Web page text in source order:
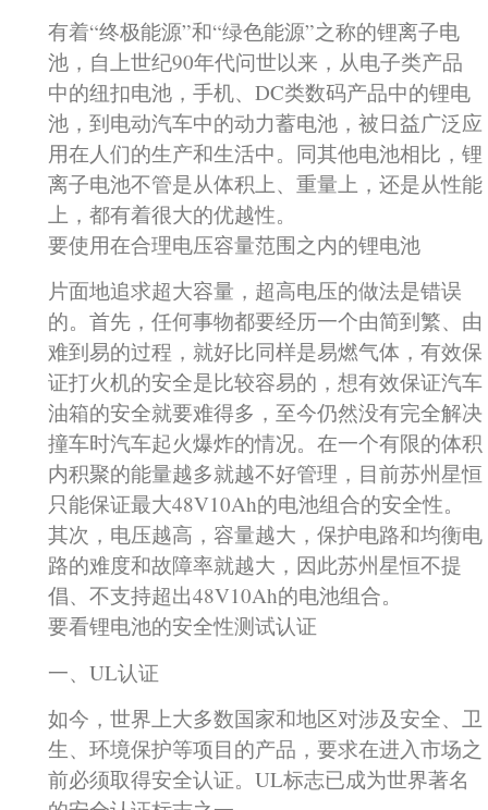
有着“终极能源”和“绿色能源”之称的锂离子电
池，自上世纪90年代问世以来，从电子类产品
中的纽扣电池，手机、DC类数码产品中的锂电
池，到电动汽车中的动力蓄电池，被日益广泛应
用在人们的生产和生活中。同其他电池相比，锂
离子电池不管是从体积上、重量上，还是从性能
上，都有着很大的优越性。
要使用在合理电压容量范围之内的锂电池
片面地追求超大容量，超高电压的做法是错误
的。首先，任何事物都要经历一个由简到繁、由
难到易的过程，就好比同样是易燃气体，有效保
证打火机的安全是比较容易的，想有效保证汽车
油箱的安全就要难得多，至今仍然没有完全解决
撞车时汽车起火爆炸的情况。在一个有限的体积
内积聚的能量越多就越不好管理，目前苏州星恒
只能保证最大48V10Ah的电池组合的安全性。
其次，电压越高，容量越大，保护电路和均衡电
路的难度和故障率就越大，因此苏州星恒不提
倡、不支持超出48V10Ah的电池组合。
要看锂电池的安全性测试认证
一、UL认证
如今，世界上大多数国家和地区对涉及安全、卫
生、环境保护等项目的产品，要求在进入市场之
前必须取得安全认证。UL标志已成为世界著名